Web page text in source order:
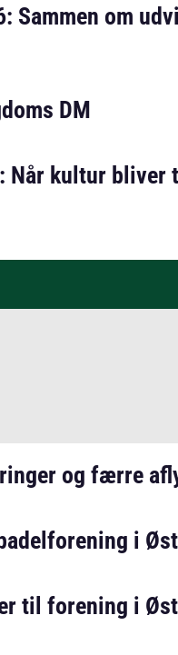
Sammen om
DM
Når kultur bliver
og færre
i
til forening i